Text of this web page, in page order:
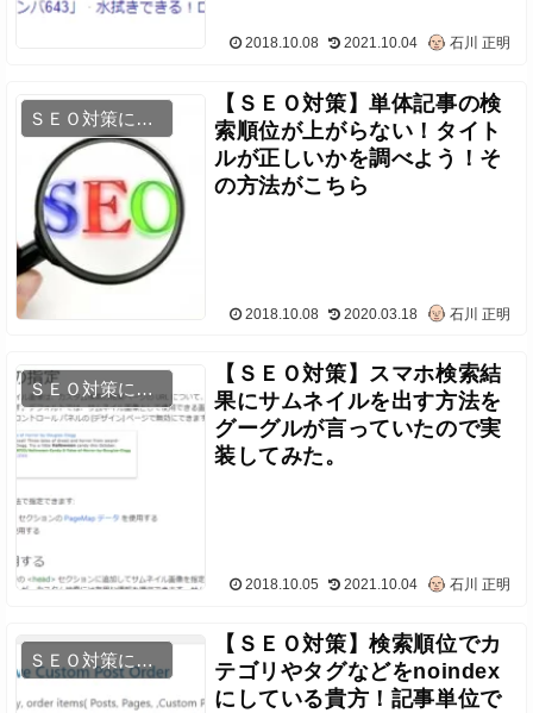
2018.10.08 2021.10.04 石川 正明
ＳＥＯ対策について
【ＳＥＯ対策】単体記事の検
索順位が上がらない！タイト
ルが正しいかを調べよう！そ
の方法がこちら
2018.10.08 2020.03.18 石川 正明
ＳＥＯ対策について
【ＳＥＯ対策】スマホ検索結
果にサムネイルを出す方法を
グーグルが言っていたので実
装してみた。
2018.10.05 2021.10.04 石川 正明
ＳＥＯ対策について
【ＳＥＯ対策】検索順位でカ
テゴリやタグなどをnoindex
にしている貴方！記事単位で